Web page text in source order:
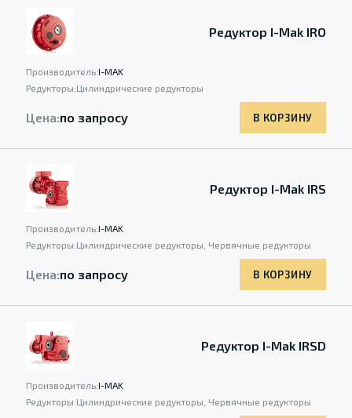
Редуктор I-Mak IRO
Производитель:I-MAK
Редукторы:Цилиндрические редукторы
Цена:по запросу В КОРЗИНУ
Редуктор I-Mak IRS
Производитель:I-MAK
Редукторы:Цилиндрические редукторы, Червячные редукторы
Цена:по запросу В КОРЗИНУ
Редуктор I-Mak IRSD
Производитель:I-MAK
Редукторы:Цилиндрические редукторы, Червячные редукторы